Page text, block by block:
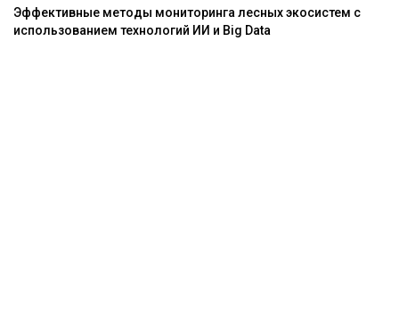
Эффективные методы мониторинга лесных экосистем с
использованием технологий ИИ и Big Data